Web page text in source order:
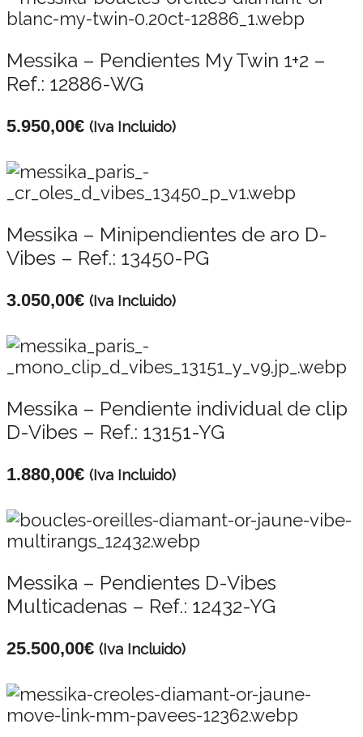
Messika – Pendientes My Twin 1+2 –
Ref.: 12886-WG
5.950,00€ (Iva Incluido)
Messika – Minipendientes de aro D-
Vibes – Ref.: 13450-PG
3.050,00€ (Iva Incluido)
Messika – Pendiente individual de clip
D-Vibes – Ref.: 13151-YG
1.880,00€ (Iva Incluido)
Messika – Pendientes D-Vibes
Multicadenas – Ref.: 12432-YG
25.500,00€ (Iva Incluido)